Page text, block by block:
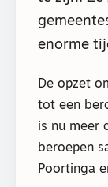
enorme
De opzet
tot een
is nu meer
beroepen
Poortinga